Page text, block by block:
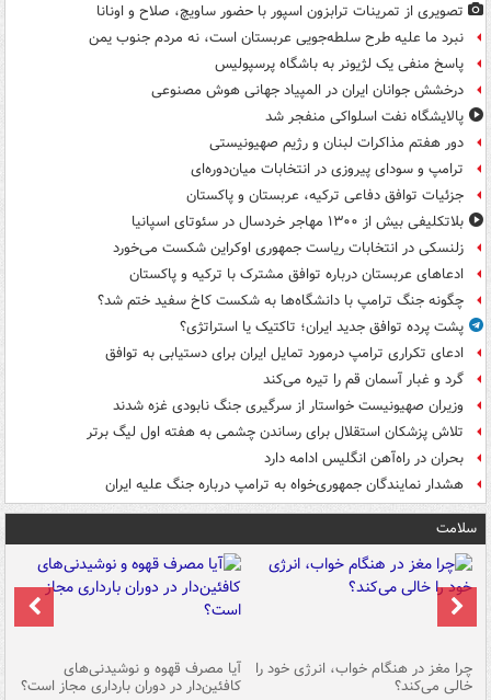
تصویری از تمرینات ترابزون اسپور با حضور ساویچ، صلاح و اونانا
نبرد ما علیه طرح سلطه‌جویی عربستان است، نه مردم جنوب یمن
پاسخ منفی یک لژیونر به باشگاه پرسپولیس
درخشش جوانان ایران در المپیاد جهانی هوش مصنوعی
پالایشگاه نفت اسلواکی منفجر شد
دور هفتم مذاکرات لبنان و رژیم صهیونیستی
ترامپ و سودای پیروزی در انتخابات میان‌دوره‌ای
جزئیات توافق دفاعی ترکیه، عربستان و پاکستان
بلاتکلیفی بیش از ۱۳۰۰ مهاجر خردسال در سئوتای اسپانیا
زلنسکی در انتخابات ریاست جمهوری اوکراین شکست می‌خورد
ادعاهای عربستان درباره توافق مشترک با ترکیه و پاکستان
چگونه جنگ ترامپ با دانشگاه‌ها به شکست کاخ سفید ختم شد؟
پشت پرده توافق جدید ایران؛ تاکتیک یا استراتژی؟
ادعای تکراری ترامپ درمورد تمایل ایران برای دستیابی به توافق
گرد و غبار آسمان قم را تیره می‌کند
وزیران صهیونیست خواستار از سرگیری جنگ نابودی غزه شدند
تلاش پزشکان استقلال برای رساندن چشمی به هفته اول لیگ برتر
بحران در راه‌آهن انگلیس ادامه دارد
هشدار نمایندگان جمهوری‌خواه به ترامپ درباره جنگ علیه ایران
سلامت
چرا مغز در هنگام خواب، انرژی خود را
خالی می‌کند؟
آیا مصرف قهوه و نوشیدنی‌های
کافئین‌دار در دوران بارداری مجاز است؟